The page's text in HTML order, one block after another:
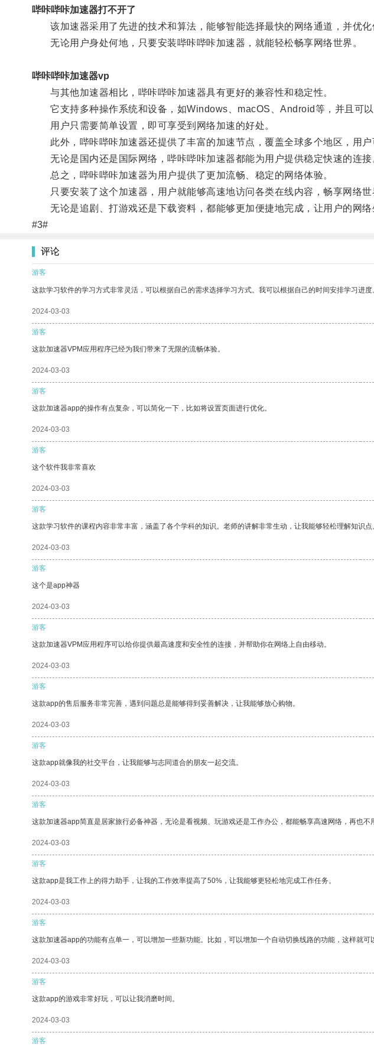
哔咔哔咔加速器打不开了
该加速器采用了先进的技术和算法，能够智能选择最快的网络通道，并优化
无论用户身处何地，只要安装哔咔哔咔加速器，就能轻松畅享网络世界。
哔咔哔咔加速器vp
与其他加速器相比，哔咔哔咔加速器具有更好的兼容性和稳定性。
它支持多种操作系统和设备，如Windows、macOS、Android等，并且可以
用户只需要简单设置，即可享受到网络加速的好处。
此外，哔咔哔咔加速器还提供了丰富的加速节点，覆盖全球多个地区，用户
无论是国内还是国际网络，哔咔哔咔加速器都能为用户提供稳定快速的连接
总之，哔咔哔咔加速器为用户提供了更加流畅、稳定的网络体验。
只要安装了这个加速器，用户就能够高速地访问各类在线内容，畅享网络世
无论是追剧、打游戏还是下载资料，都能够更加便捷地完成，让用户的网络
#3#
评论
游客
这款学习软件的学习方式非常灵活，可以根据自己的需求选择学习方式。我可以根据自己的时间安排学习进度
2024-03-03
游客
这款加速器VPM应用程序已经为我们带来了无限的流畅体验。
2024-03-03
游客
这款加速器app的操作有点复杂，可以简化一下，比如将设置页面进行优化。
2024-03-03
游客
这个软件我非常喜欢
2024-03-03
游客
这款学习软件的课程内容非常丰富，涵盖了各个学科的知识。老师的讲解非常生动，让我能够轻松理解知识点
2024-03-03
游客
这个是app神器
2024-03-03
游客
这款加速器VPM应用程序可以给你提供最高速度和安全性的连接，并帮助你在网络上自由移动。
2024-03-03
游客
这款app的售后服务非常完善，遇到问题总是能够得到妥善解决，让我能够放心购物。
2024-03-03
游客
这款app就像我的社交平台，让我能够与志同道合的朋友一起交流。
2024-03-03
游客
这款加速器app简直是居家旅行必备神器，无论是看视频、玩游戏还是工作办公，都能畅享高速网络，再也
2024-03-03
游客
这款app是我工作上的得力助手，让我的工作效率提高了50%，让我能够更轻松地完成工作任务。
2024-03-03
游客
这款加速器app的功能有点单一，可以增加一些新功能。比如，可以增加一个自动切换线路的功能，这样就可
2024-03-03
游客
这款app的游戏非常好玩，可以让我消磨时间。
2024-03-03
游客